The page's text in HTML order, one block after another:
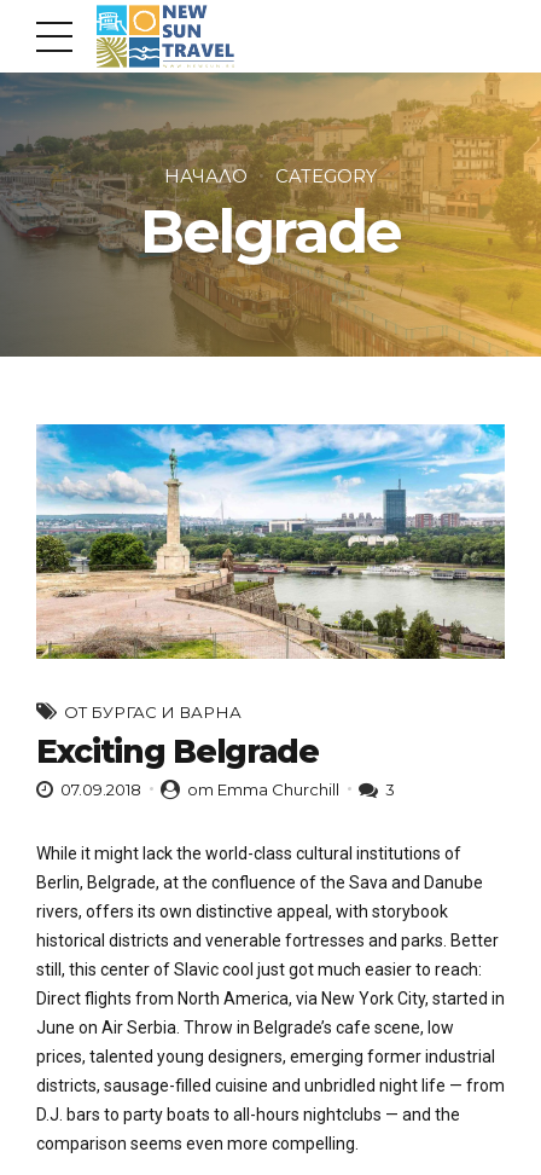
НАЧАЛО CATEGORY
Belgrade
ОТ БУРГАС И ВАРНА
Exciting Belgrade
07.09.2018 от Emma Churchill 3
While it might lack the world-class cultural institutions of
Berlin, Belgrade, at the confluence of the Sava and Danube
rivers, offers its own distinctive appeal, with storybook
historical districts and venerable fortresses and parks. Better
still, this center of Slavic cool just got much easier to reach:
Direct flights from North America, via New York City, started in
June on Air Serbia. Throw in Belgrade’s cafe scene, low
prices, talented young designers, emerging former industrial
districts, sausage-filled cuisine and unbridled night life — from
D.J. bars to party boats to all-hours nightclubs — and the
comparison seems even more compelling.